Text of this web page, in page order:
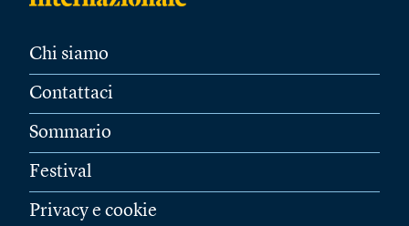
Chi siamo
Contattaci
Sommario
Festival
Privacy e cookie